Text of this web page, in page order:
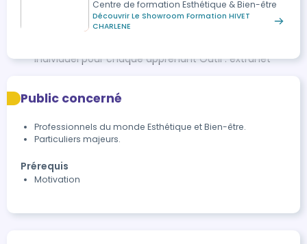
chablon ou gainage.
Evaluation de satisfaction Suivi pédagogique (tableau
individuel pour chaque apprenant Outil : extranet
Centre de formation Esthétique & Bien-être
Découvrir Le Showroom Formation HIVET
CHARLENE
Public concerné
Professionnels du monde Esthétique et Bien-être.
Particuliers majeurs.
Prérequis
Motivation